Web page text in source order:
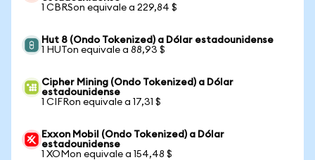
1 CBRSon equivale a 229,84 $
Hut 8 (Ondo Tokenized) a Dólar estadounidense
1 HUTon equivale a 88,93 $
Cipher Mining (Ondo Tokenized) a Dólar
estadounidense
1 CIFRon equivale a 17,31 $
Exxon Mobil (Ondo Tokenized) a Dólar
estadounidense
1 XOMon equivale a 154,48 $